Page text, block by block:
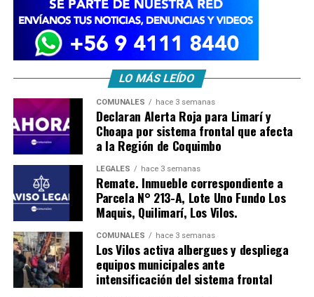
LO MÁS LEÍDO
COMUNALES hace 3 semanas
Declaran Alerta Roja para Limarí y
Choapa por sistema frontal que afecta
a la Región de Coquimbo
LEGALES hace 3 semanas
Remate. Inmueble correspondiente a
Parcela N° 213-A, Lote Uno Fundo Los
Maquis, Quilimarí, Los Vilos.
COMUNALES hace 3 semanas
Los Vilos activa albergues y despliega
equipos municipales ante
intensificación del sistema frontal